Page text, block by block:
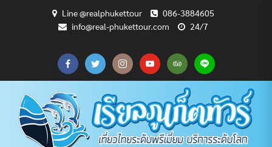
Line @realphukettour
086-3884605
info@real-phukettour.com
24/7
CART
CHECKOUT
MY
ACCOUNT
SAMPLE
PAGE
ทัวร์
ทั้งหมด
บทความ
ท่อง
เที่ยว
ยินดี
ต้อนรับ
สู่
PHUKET
TOUR
เกี่ยว
กับ
เรา
แพ็คเกจ
ทัวร์
ทั้งหมด